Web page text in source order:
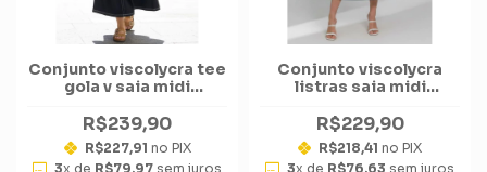
Conjunto viscolycra tee
gola v saia midi
R$239,90
R$227,91 no PIX
3x de R$79,97 sem juros
Conjunto viscolycra
listras saia midi
R$229,90
R$218,41 no PIX
3x de R$76,63 sem juros